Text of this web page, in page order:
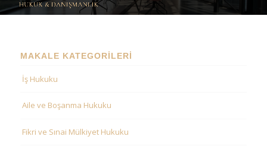
MAKALE KATEGORILERI
İş Hukuku
Aile ve Boşanma Hukuku
Fikri ve Sınai Mülkiyet Hukuku